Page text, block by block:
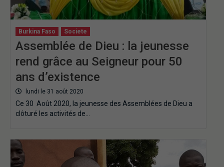
Burkina Faso Societe
Assemblée de Dieu : la jeunesse
rend grâce au Seigneur pour 50
ans d’existence
lundi le 31 août 2020
Ce 30 Août 2020, la jeunesse des Assemblées de Dieu a
clôturé les activités de…